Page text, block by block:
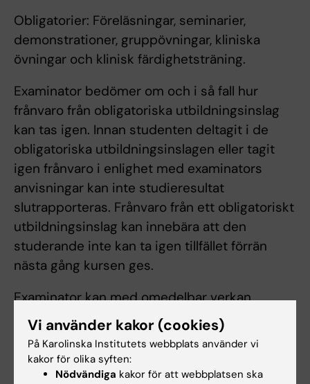
Obligatorier: Föreläsningar, seminarier,
demonstrationer, gruppövningar, kliniska
övningar och klinisk färdighetsträning.
Examinator bedömer om och i så fall hur
frånvaro från obligatoriska utbildningsinslag
kan tas igen. Innan studenten deltagit i de
obligatoriska utbildningsinslagen eller tagit
igen frånvaro i enlighet med examinators
anvisningar kan inte studieresultat
slutrapporteras. Frånvaro från ett obligatoriskt
utbildningsinslag kan innebära att den
studerande inte kan ta igen tillfället förrän
nästa gång kursen ges.
Examinator kan med omedelbar verkan
avbryta en students verksamhetsförlagda
utbildning (VFU) eller motsvarande om
studenten visar sådana allvarliga brister i
kunskaper, färdigheter eller förhållningssätt att
Vi använder kakor (cookies)
På Karolinska Institutets webbplats använder vi
kakor för olika syften:
Nödvändiga kakor för att webbplatsen ska